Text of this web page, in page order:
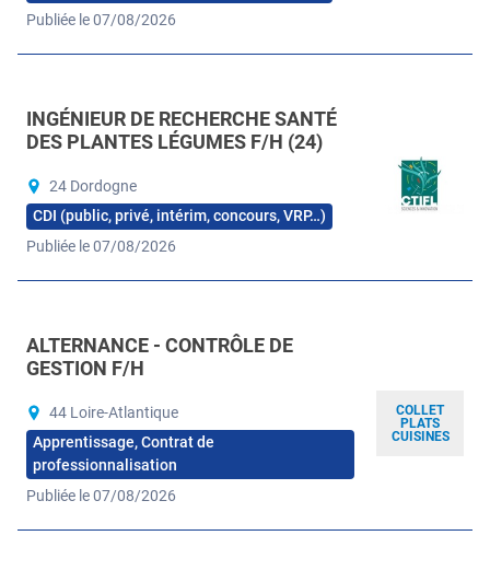
Publiée le 07/08/2026
INGÉNIEUR DE RECHERCHE SANTÉ
DES PLANTES LÉGUMES F/H (24)
24 Dordogne
CDI (public, privé, intérim, concours, VRP…)
Publiée le 07/08/2026
COLLET
PLATS
CUISINES
ALTERNANCE - CONTRÔLE DE
GESTION F/H
44 Loire-Atlantique
Apprentissage, Contrat de
professionnalisation
Publiée le 07/08/2026